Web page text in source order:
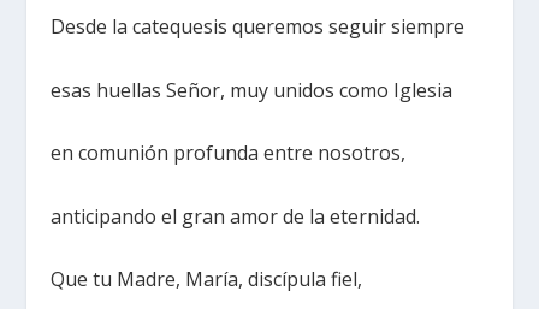
Desde la catequesis queremos seguir siempre
esas huellas Señor, muy unidos como Iglesia
en comunión profunda entre nosotros,
anticipando el gran amor de la eternidad.
Que tu Madre, María, discípula fiel,